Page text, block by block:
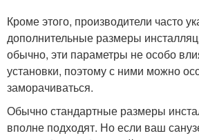
Кроме этого, производители часто
дополнительные размеры
обычно, эти параметры не особо
установки, поэтому с ними можно
заморачиваться.
Обычно стандартные размеры
вполне подходят. Но если ваш